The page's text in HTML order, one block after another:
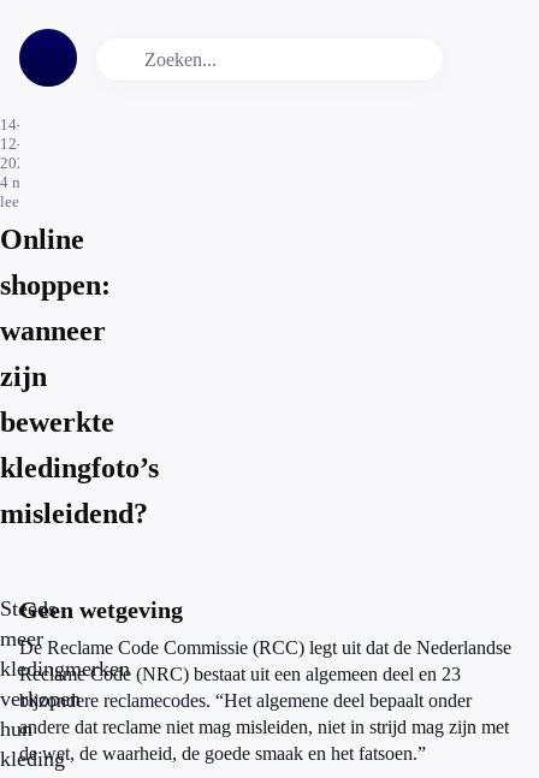
14-
12-
2025
4 min.
leestijd
Online
shoppen:
wanneer
zijn
bewerkte
kledingfoto’s
misleidend?
Steeds
meer
kledingmerken
verkopen
hun
kleding
Geen wetgeving
De Reclame Code Commissie (RCC) legt uit dat de Nederlandse
Reclame Code (NRC) bestaat uit een algemeen deel en 23
bijzondere reclamecodes. “Het algemene deel bepaalt onder
andere dat reclame niet mag misleiden, niet in strijd mag zijn met
de wet, de waarheid, de goede smaak en het fatsoen.”